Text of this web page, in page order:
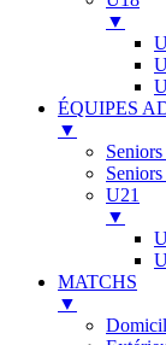
▼
ÉQUIPES
▼
Seniors
U21
▼
MATCHS
▼